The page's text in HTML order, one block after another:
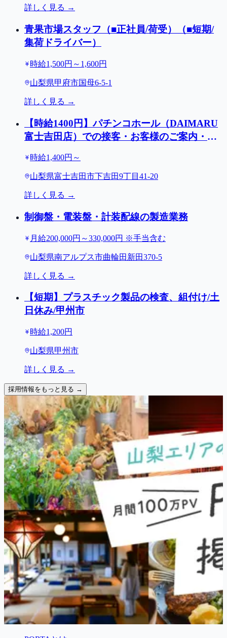
詳しく見る →
青果市場スタッフ（■正社員/荷受）（■短期/
集荷ドライバー）
時給1,500円～1,600円
山梨県甲府市国母6-5-1
詳しく見る →
【時給1400円】パチンコホール（DAIMARU
富士吉田店）での接客・お客様のご案内・店
時給1,400円～
山梨県富士吉田市下吉田9丁目41-20
詳しく見る →
制御盤・電装盤・計装配線の製造業務
月給200,000円～330,000円 ※手当含む
山梨県南アルプス市曲輪田新田370-5
詳しく見る →
【短期】プラスチック製品の検査、組付け/土
日休み/甲州市
時給1,200円
山梨県甲州市
詳しく見る →
採用情報をもっと見る →